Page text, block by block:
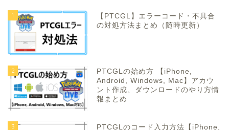
1
【PTCGL】エラーコード・不具合
の対処方法まとめ（随時更新）
2
PTCGLの始め方 【iPhone,
Android, Windows, Mac】アカウ
ント作成、ダウンロードのやり方情
報まとめ
3
PTCGLのコード入力方法【iPhone,